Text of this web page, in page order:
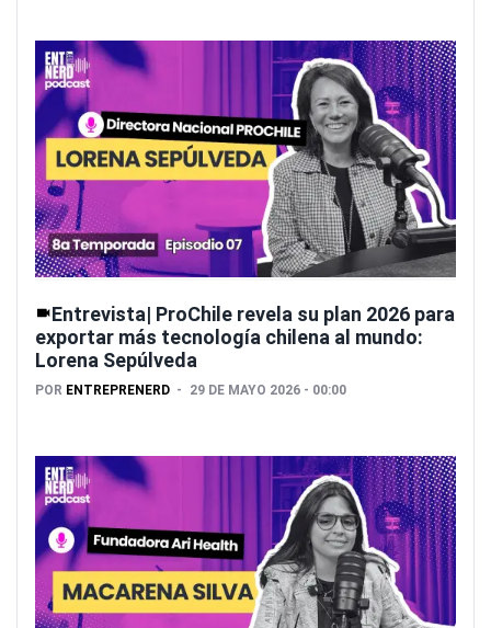
Entrevista| ProChile revela su plan 2026 para
exportar más tecnología chilena al mundo:
Lorena Sepúlveda
POR ENTREPRENERD 29 DE MAYO 2026 - 00:00